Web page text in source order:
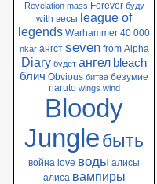
Revelation mass Forever буду
with весы league of
legends Warhammer 40 000
nkar ангст seven from Alpha
Diary будет ангел bleach
блич Obvious битва безумие
naruto wings wind
Bloody
Jungleбыть
война love воды алисы
алиса вампиры